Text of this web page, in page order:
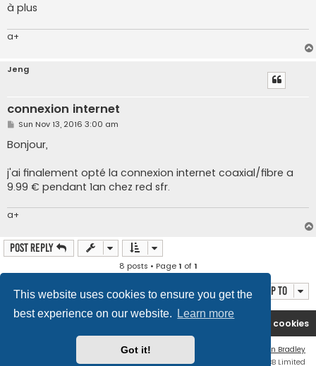
This website uses cookies to ensure you get the
best experience on our website.
Learn more
Got it!
à plus
a+
Jeng
connexion internet
P
s
t
Sun Nov 13, 2016 3:00 am
Bonjour,
j'ai finalement opté la connexion internet coaxial/fibre a
9.99 € pendant 1an chez red sfr.
a+
Post Reply
8 posts • Page1 of1
Jump to
Arcanum-fr Delete cookies
Ian Bradley
Powered byphpBB® Forum Software © phpBB Limited